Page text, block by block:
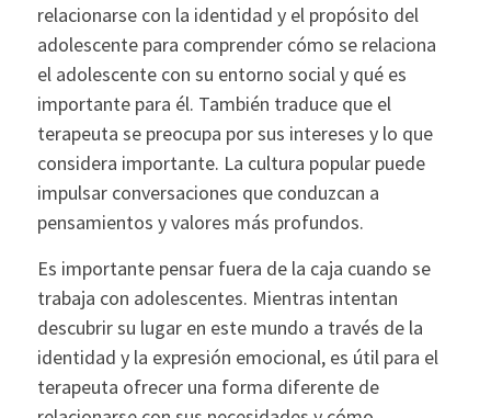
relacionarse con la identidad y el propósito del
adolescente para comprender cómo se relaciona
el adolescente con su entorno social y qué es
importante para él. También traduce que el
terapeuta se preocupa por sus intereses y lo que
considera importante. La cultura popular puede
impulsar conversaciones que conduzcan a
pensamientos y valores más profundos.
Es importante pensar fuera de la caja cuando se
trabaja con adolescentes. Mientras intentan
descubrir su lugar en este mundo a través de la
identidad y la expresión emocional, es útil para el
terapeuta ofrecer una forma diferente de